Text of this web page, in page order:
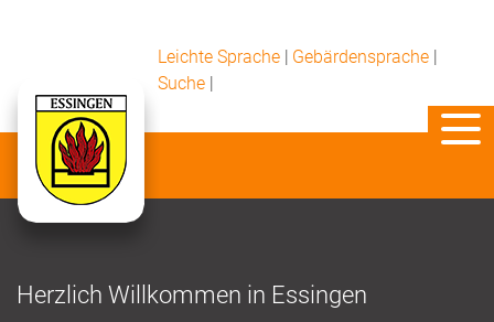
Leichte Sprache | Gebärdensprache |
Suche |
Herzlich Willkommen in Essingen